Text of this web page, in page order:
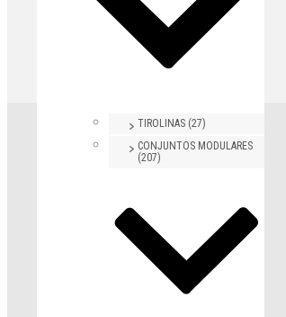
TIROLINAS (27)
CONJUNTOS MODULARES
(207)